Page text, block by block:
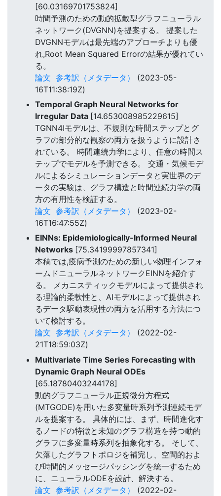
[60.03169701753824]
時間予測のための動的拡散型グラフニューラル
ネットワーク(DVGNN)を提案する。 提案した
DVGNNモデルは最先端のアプローチよりも優
れ,Root Mean Squared Errorの結果が優れてい
る。
論文 参考訳（メタデータ）
(2023-05-
16T11:38:19Z)
Temporal Graph Neural Networks for
Irregular Data [14.653008985229615]
TGNN4Iモデルは、不規則な時間ステップとグ
ラフの部分的な観察の両方を扱うように設計さ
れている。 時間連続力学により、任意の時間ス
テップでモデルを予測できる。 交通・気候モデ
ルによるシミュレーションデータと実世界のデ
ータの実験は、グラフ構造と時間連続力学の両
方の有用性を検証する。
論文 参考訳（メタデータ）
(2023-02-
16T16:47:55Z)
EINNs: Epidemiologically-Informed Neural
Networks [75.34199997857341]
本稿では,疫病予測のための新しい物理インフォ
ームドニューラルネットワークEINNを紹介す
る。 メカニスティックモデルによって提供され
る理論的柔軟性と、AIモデルによって提供され
るデータ駆動表現性の両方を活用する方法につ
いて検討する。
論文 参考訳（メタデータ）
(2022-02-
21T18:59:03Z)
Multivariate Time Series Forecasting with
Dynamic Graph Neural ODEs
[65.18780403244178]
動的グラフニューラル正規微分方程式
(MTGODE)を用いた多変量時系列予測連続モデ
ルを提案する。 具体的には、まず、時間進化す
るノードの特徴と未知のグラフ構造を持つ動的
グラフに多変量時系列を抽象化する。 そして、
欠落したグラフトポロジを補完し、空間的およ
び時間的メッセージパッシングを統一するため
に、ニューラルODEを設計、解決する。
論文 参考訳（メタデータ）
(2022-02-